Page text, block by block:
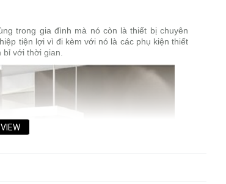
trong gia đình mà nó còn là thiết bị chuyên
tiện lợi vì đi kèm với nó là các phụ kiện thiết
bỉ với thời gian.